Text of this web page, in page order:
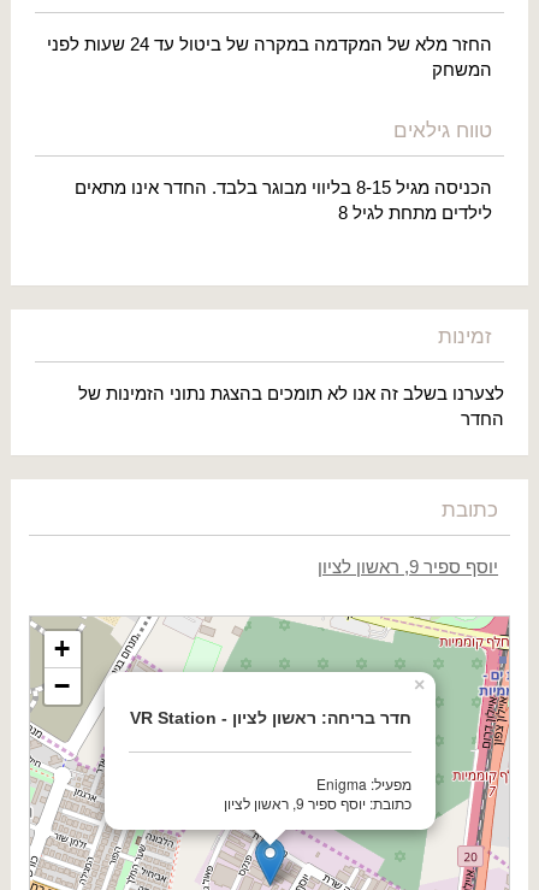
החזר מלא של המקדמה במקרה של ביטול עד 24 שעות לפני
המשחק
טווח גילאים
הכניסה מגיל 8-15 בליווי מבוגר בלבד. החדר אינו מתאים
לילדים מתחת לגיל 8
זמינות
לצערנו בשלב זה אנו לא תומכים בהצגת נתוני הזמינות של
החדר
כתובת
יוסף ספיר 9, ראשון לציון
חדר בריחה: ראשון לציון - VR Station
מפעיל: Enigma
כתובת: יוסף ספיר 9, ראשון לציון
×
+
−